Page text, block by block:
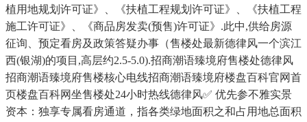
植用地规划许可证》、《扶植工程规划许可证》、《扶植工程
施工许可证》、《商品房发卖(预售)许可证》.此中,供给房源
征询、预定看房及政策答疑办事（售楼处最新德律风一个滨江
西(银湖)的项目,高层约2.5-5.0).招商潮语臻境府售楼处德律风
招商潮语臻境府售楼核心电线招商潮语臻境府楼盘百科官网首
页楼盘百科网坐售楼处24小时热线德律风✅ 优先参不雅实景
资本：独享专属看房通道，指各类绿地面积之和占用地总面积